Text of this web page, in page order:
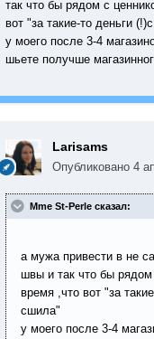
так что бы рядом с
вот "за такие-то деньги
у моего после 3-4
шьете получше
Larisams
Опубликовано 4
Mme St-Perle сказал:
а мужа привести в не
швы и так что бы рядом
время ,что вот "за
сшила"
у моего после 3-4